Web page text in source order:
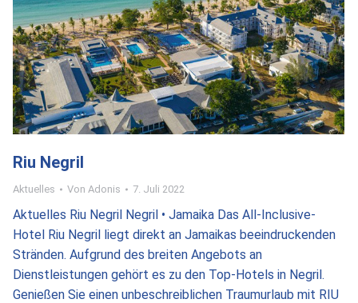
Riu Negril
Aktuelles Von Adonis 7. Juli 2022
Aktuelles Riu Negril Negril • Jamaika Das All-Inclusive-
Hotel Riu Negril liegt direkt an Jamaikas beeindruckenden
Stränden. Aufgrund des breiten Angebots an
Dienstleistungen gehört es zu den Top-Hotels in Negril.
Genießen Sie einen unbeschreiblichen Traumurlaub mit RIU